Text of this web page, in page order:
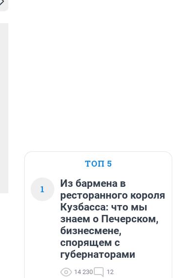
ТОП 5
1
Из бармена в
ресторанного короля
Кузбасса: что мы
знаем о Печерском,
бизнесмене,
спорящем с
губернаторами
14 230 12